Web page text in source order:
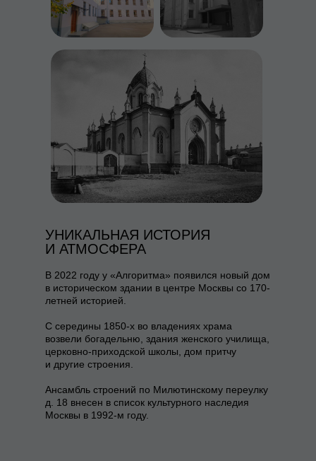
В 2022 году у «Алгоритма» появился новый дом
в историческом здании в центре Москвы со 170-
летней историей.
С середины 1850-х во владениях храма
возвели богадельню, здания женского училища,
церковно-приходской школы, дом притчу
и другие строения.
Ансамбль строений по Милютинскому переулку
д. 18 внесен в список культурного наследия
Москвы в 1992-м году.
УНИКАЛЬНАЯ ИСТОРИЯ
И АТМОСФЕРА